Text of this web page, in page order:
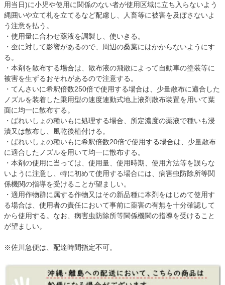
用当日)に小児や使用に関係のない者が使用区域に立ち入らないよう
縄囲いや立て札を立てるなど配慮し、人畜等に被害を及ぼさないよ
う注意を払う。
・使用量に合わせ薬液を調製し、使いきる。
・蚕に対して影響があるので、周辺の桑葉にはかからないようにす
る。
・本剤を散布する場合は、散布液の飛散によって自動車の塗装等に
被害を生ずるおそれがあるので注意する。
・てんさいに希釈倍数250倍で使用する場合は、少量散布に適合した
ノズルを装着した乗用型の速度連動式地上液剤散布装置を用いて葉
面に均一に散布する。
・ばれいしょの種いもに処理する場合、所定濃度の薬液で種いも浸
漬又は散布し、風乾後植付ける。
・ばれいしょの種いもに希釈倍数20倍で使用する場合は、少量散布
に適合したノズルを用いて均一に散布する。
・本剤の使用に当っては、使用量、使用時期、使用方法等を誤らな
いように注意し、特に初めて使用する場合には、病害虫防除所等関
係機関の指導を受けることが望ましい。
・適用作物群に属する作物又はその新品種に本剤をはじめて使用す
る場合は、使用者の責任において事前に薬害の有無を十分確認して
から使用する。なお、病害虫防除所等関係機関の指導を受けること
が望ましい。
※佐川急便は、配達時間指定不可。